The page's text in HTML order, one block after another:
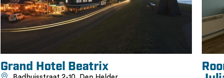
Grand Hotel Beatrix